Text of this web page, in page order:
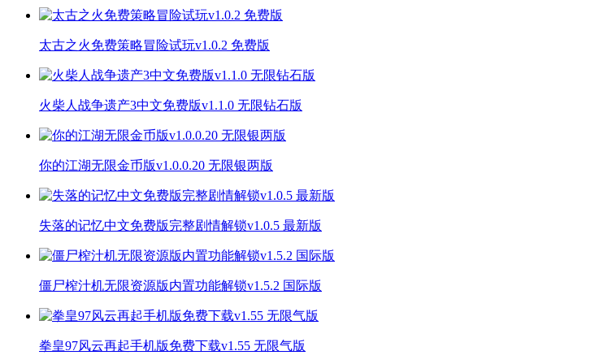
太古之火免费策略冒险试玩v1.0.2 免费版
火柴人战争遗产3中文免费版v1.1.0 无限钻石版
你的江湖无限金币版v1.0.0.20 无限银两版
失落的记忆中文免费版完整剧情解锁v1.0.5 最新版
僵尸榨汁机无限资源版内置功能解锁v1.5.2 国际版
拳皇97风云再起手机版免费下载v1.55 无限气版